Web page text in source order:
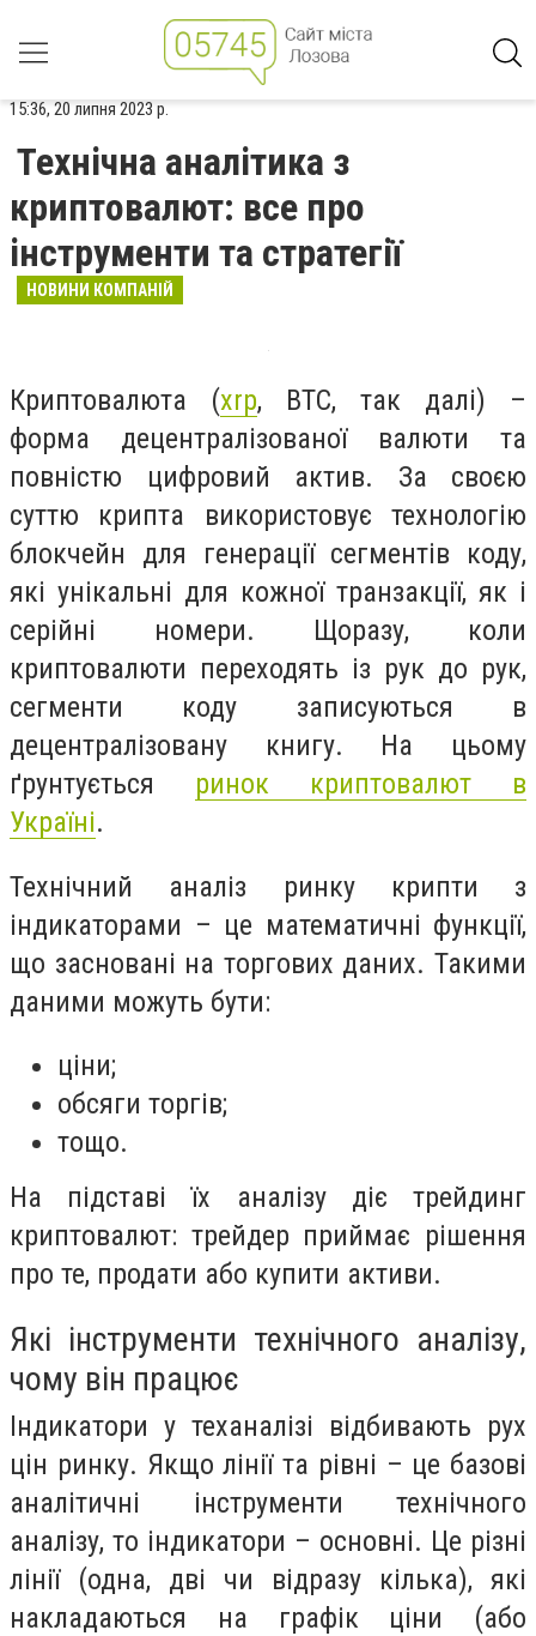
15:36, 20 липня 2023 р.
Технічна аналітика з
криптовалют: все про
інструменти та стратегії
НОВИНИ КОМПАНІЙ
Криптовалюта (xrp, BTC, так далі) –
форма децентралізованої валюти та
повністю цифровий актив. За своєю
суттю крипта використовує технологію
блокчейн для генерації сегментів коду,
які унікальні для кожної транзакції, як і
серійні номери. Щоразу, коли
криптовалюти переходять із рук до рук,
сегменти коду записуються в
децентралізовану книгу. На цьому
ґрунтується ринок криптовалют в
Україні.
Технічний аналіз ринку крипти з
індикаторами – це математичні функції,
що засновані на торгових даних. Такими
даними можуть бути:
ціни;
обсяги торгів;
тощо.
На підставі їх аналізу діє трейдинг
криптовалют: трейдер приймає рішення
про те, продати або купити активи.
Які інструменти технічного аналізу,
чому він працює
Індикатори у теханалізі відбивають рух
цін ринку. Якщо лінії та рівні – це базові
аналітичні інструменти технічного
аналізу, то індикатори – основні. Це різні
лінії (одна, дві чи відразу кілька), які
накладаються на графік ціни (або